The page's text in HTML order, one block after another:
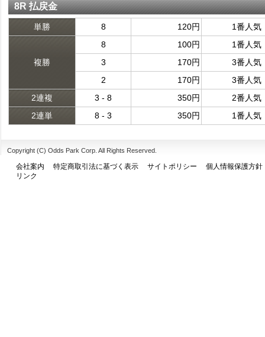
8R 払戻金
単勝 8 120円 1番人気
複勝
8 100円
1番人気
3
170円
3番人気
2
170円
3番人気
2連複
3 - 8 350円
2番人気
2連単
8 - 3 350円 1番人気
Copyright (C) Odds Park Corp. All Rights Reserved.
会社案内 特定商取引法に基づく表示 サイトポリシー
個人情報保護方針
リンク